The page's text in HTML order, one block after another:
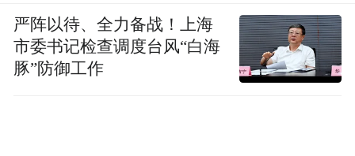
严阵以待、全力备战！上海
市委书记检查调度台风“白海
豚”防御工作